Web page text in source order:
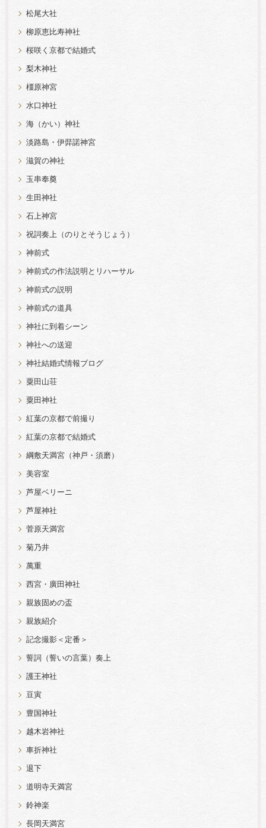
松尾大社
柳原恵比寿神社
桜咲く京都で結婚式
梨木神社
橿原神宮
水口神社
海（かい）神社
淡路島・伊弉諾神宮
滋賀の神社
玉串奉奠
生田神社
石上神宮
祝詞奏上（のりとそうじょう）
神前式
神前式の作法説明とリハーサル
神前式の説明
神前式の道具
神社に到着シーン
神社への送迎
神社結婚式情報ブログ
粟田山荘
粟田神社
紅葉の京都で前撮り
紅葉の京都で結婚式
綱敷天満宮（神戸・須磨）
美容室
芦屋ベリーニ
芦屋神社
菅原天満宮
菊乃井
萬重
西宮・廣田神社
親族固めの盃
親族紹介
記念撮影＜定番＞
誓詞（誓いの言葉）奏上
護王神社
豆寅
豊国神社
越木岩神社
車折神社
退下
道明寺天満宮
鈴神楽
長岡天満宮